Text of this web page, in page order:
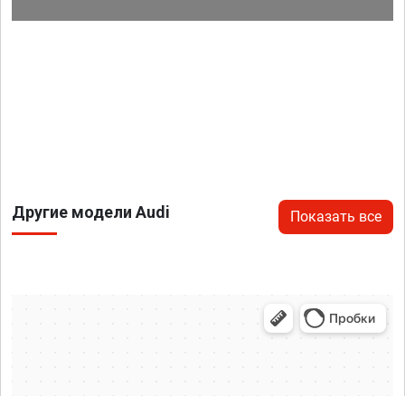
Другие модели Audi Показать все